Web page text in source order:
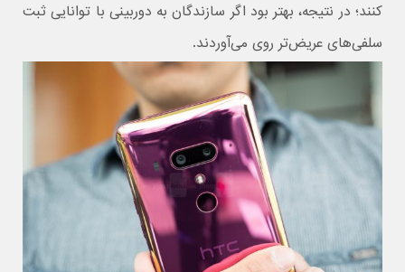
کنند؛ در نتیجه، بهتر بود اگر سازندگان به دوربینی با توانایی ثبت
سلفی‌های عریض‌تر روی می‌آوردند.